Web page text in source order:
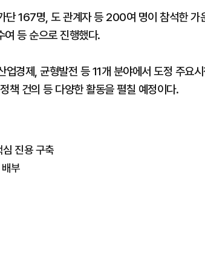
단 167명, 도 관계자 등 200여 명이 참석한 가
등 순으로 진행했다.
경제, 균형발전 등 11개 분야에서 도정 주요
책 건의 등 다양한 활동을 펼칠 예정이다.
진용 구축
부